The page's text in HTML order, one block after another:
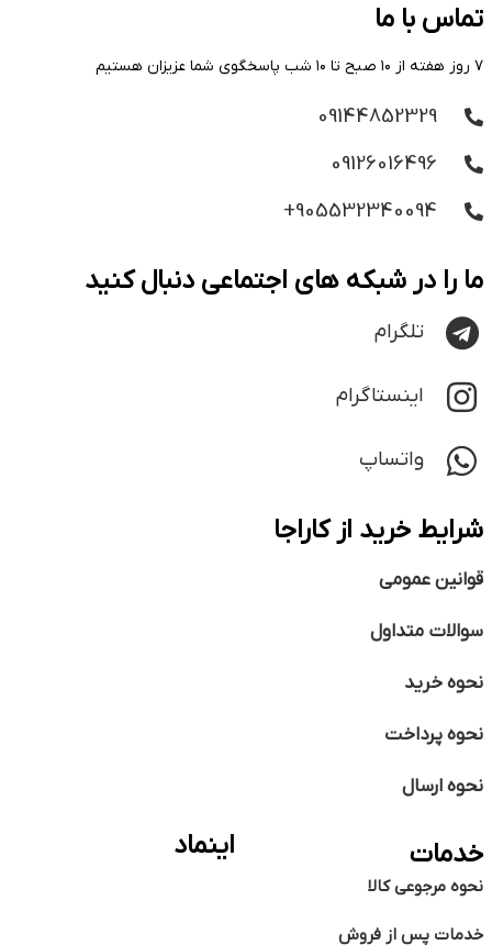
تماس با ما
۷ روز هفته از ۱۰ صبح تا ۱۰ شب پاسخگوی شما عزیزان هستیم
09144852329
09126016496
905532340094+
ما را در شبکه های اجتماعی دنبال کنید
تلگرام
اینستاگرام
واتساپ
شرایط خرید از کاراجا
قوانین عمومی
سوالات متداول
نحوه خرید
نحوه پرداخت
نحوه ارسال
خدمات
نحوه مرجوعی کالا
خدمات پس از فروش
اینماد